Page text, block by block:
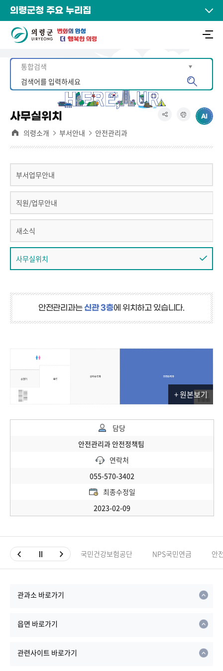
의령군청 주요 누리집
사무실위치
의령소개 부서안내 안전관리과
부서업무안내
직원/업무안내
새소식
사무실위치
안전관리과는 신관 3층에 위치하고 있습니다.
+ 원본보기
담당
안전관리과 안전정책팀
연락처
055-570-3402
최종수정일
2023-02-09
국민건강보험공단 NPS국민연금 안
관과소 바로가기
읍면 바로가기
관련사이트 바로가기